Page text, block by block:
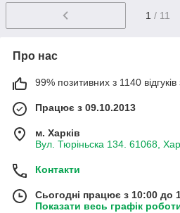
1 / 11
Про нас
99% позитивних з 1140 відгуків
Працює з 09.10.2013
м. Харків
Вул. Тюріньска 134. 61068,
Контакти
Сьогодні працює з 10:00 до
Показати весь графік